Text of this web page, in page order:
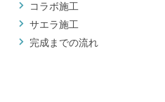
コラボ施工
サエラ施工
完成までの流れ